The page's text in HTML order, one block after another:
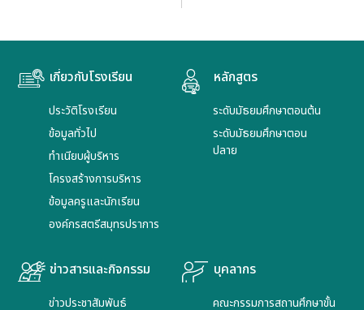
เกี่ยวกับโรงเรียน
ประวัติโรงเรียน
ข้อมูลทั่วไป
ทำเนียบผู้บริหาร
โครงสร้างการบริหาร
ข้อมูลครูและนักเรียน
องค์กรสตรีสมุทรปราการ
หลักสูตร
ระดับมัธยมศึกษาตอนต้น
ระดับมัธยมศึกษาตอน
ปลาย
ข่าวสารและกิจกรรม
ข่าวประชาสัมพันธ์
บุคลากร
คณะกรรมการสถานศึกษาขั้น